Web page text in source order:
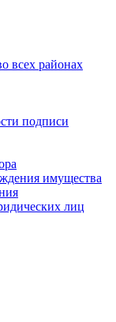
всех районах
подписи
имущества
лиц